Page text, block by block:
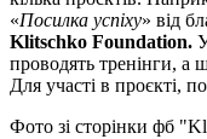
«Посилка успіху» від
Klitschko Foundation.
проводять тренінги, а
Для участі в проєкті,
Фото зі сторінки фб